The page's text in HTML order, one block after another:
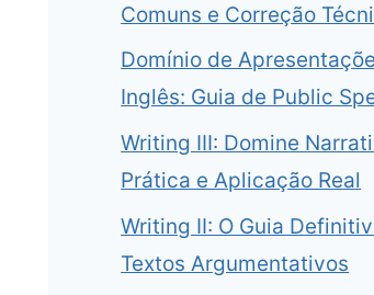
Comuns e Correção
Domínio de
Inglês: Guia de Public
Writing III: Domine
Prática e Aplicação Real
Writing II: O Guia
Textos Argumentativos